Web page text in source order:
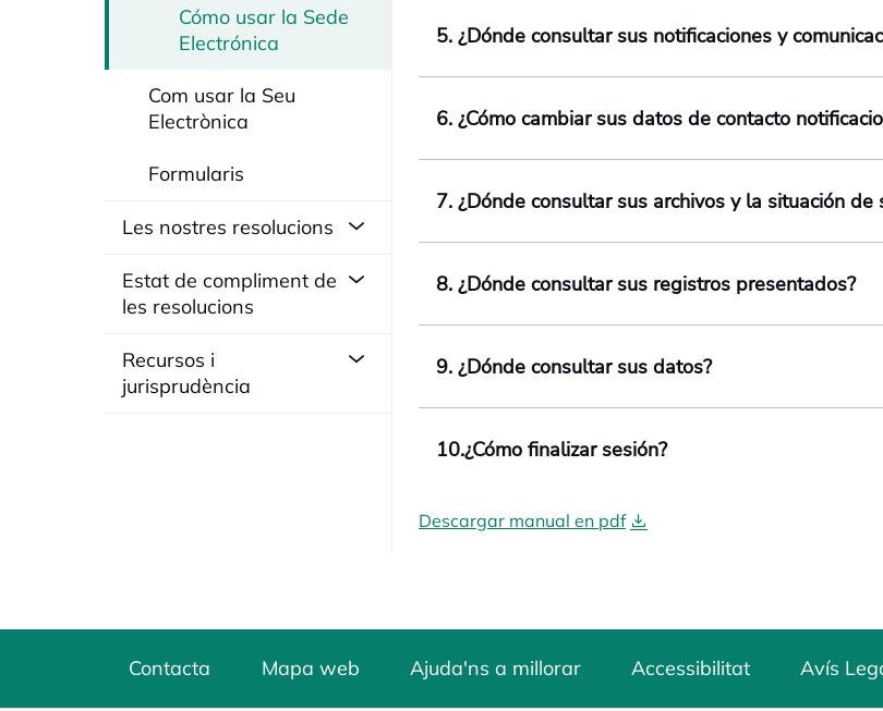
Cómo usar la Sede
Electrónica
Com usar la Seu
Electrònica
Formularis
Les nostres resolucions
Estat de compliment de
les resolucions
Recursos i
jurisprudència
5. ¿Dónde consultar sus notificaciones y
6. ¿Cómo cambiar sus datos de contacto
7. ¿Dónde consultar sus archivos y la situación de
8. ¿Dónde consultar sus registros presentados?
9. ¿Dónde consultar sus datos?
10.¿Cómo finalizar sesión?
Descargar manual en pdf
Contacta Mapa web Ajuda'ns a millorar Accessibilitat Avís